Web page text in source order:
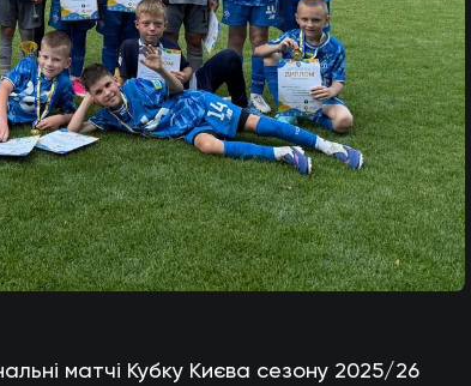
матчі Кубку Києва сезону 2025/26